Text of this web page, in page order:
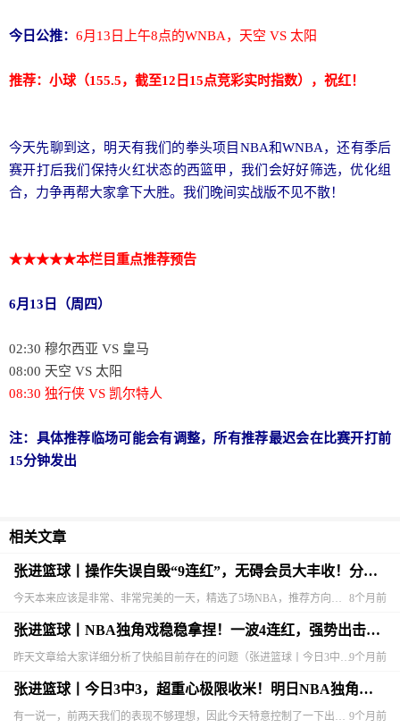
相关文章
张进篮球丨操作失误自毁“9连红”，无碍会员大丰收！分享：快船 VS 太阳
今天本来应该是非常、非常完美的一天，精选了5场NBA，推荐方向全部正确，但奇才VS骑士这场，由于自己在系统操作时勾选错了球队——推荐骑士（-13.5），结果勾选了奇才，导致这场被系统判负，我们 8个月前
张进篮球丨NBA独角戏稳稳拿捏！一波4连红，强势出击明日NBA杯！分享：魔术 VS 凯尔特人
昨天文章给大家详细分析了快船目前存在的问题（张进篮球丨今日3中3，超重心极限收米！明日NBA独角戏，快船沉沦不可避免？），今天快船的表现也正如我们所言，继续沉沦！昨天晚间实战版给大家推荐了快船9个月前
张进篮球丨今日3中3，超重心极限收米！明日NBA独角戏，快船沉沦不可避免？公推欧冠
有一说一，前两天我们的表现不够理想，因此今天特意控制了一下出手的次数，调整了一下思路，效果不错，出手的3场全部命中。推荐的篮网受让和凯尔特人大分都是无痛收米，“超重心”推荐的马刺（+2.5）最 9个月前
今日公推： 6月13日上午8点的WNBA，天空 VS 太阳
推荐：小球（155.5，截至12日15点竞彩实时指数），祝红！
今天先聊到这，明天有我们的拳头项目NBA和WNBA，还有季后
赛开打后我们保持火红状态的西篮甲，我们会好好筛选，优化组
合，力争再帮大家拿下大胜。我们晚间实战版不见不散！
★★★★★本栏目重点推荐预告
6月13日（周四）
02:30 穆尔西亚 VS 皇马
08:00 天空 VS 太阳
08:30 独行侠 VS 凯尔特人
注：具体推荐临场可能会有调整，所有推荐最迟会在比赛开打前
15分钟发出